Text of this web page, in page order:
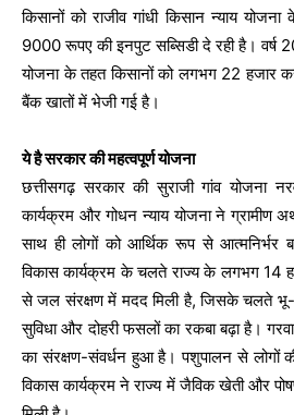
किसानों को राजीव गांधी किसान न्याय
9000 रूपए की इनपुट सब्सिडी दे रही है।
योजना के तहत किसानों को लगभग 22 हजार
बैंक खातों में भेजी गई है।
ये है सरकार की महत्वपूर्ण योजना
छत्तीसगढ़ सरकार की सुराजी गांव योजना
कार्यक्रम और गोधन न्याय योजना ने ग्रामीण
साथ ही लोगों को आर्थिक रूप से आत्मनिर्भर
विकास कार्यक्रम के चलते राज्य के लगभग 14
से जल संरक्षण में मदद मिली है, जिसके चलते
सुविधा और दोहरी फसलों का रकबा बढ़ा है।
का संरक्षण-संवर्धन हुआ है। पशुपालन से लोगों
विकास कार्यक्रम ने राज्य में जैविक खेती और